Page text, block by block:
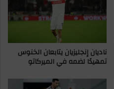
ناديان إنجليزيان يتابعان الخنوس
تمهيدًا لضمه في الميركاتو